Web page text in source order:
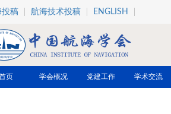
稿 航海技术投稿 ENGLISH
页 学会概况 党建工作 学术交流